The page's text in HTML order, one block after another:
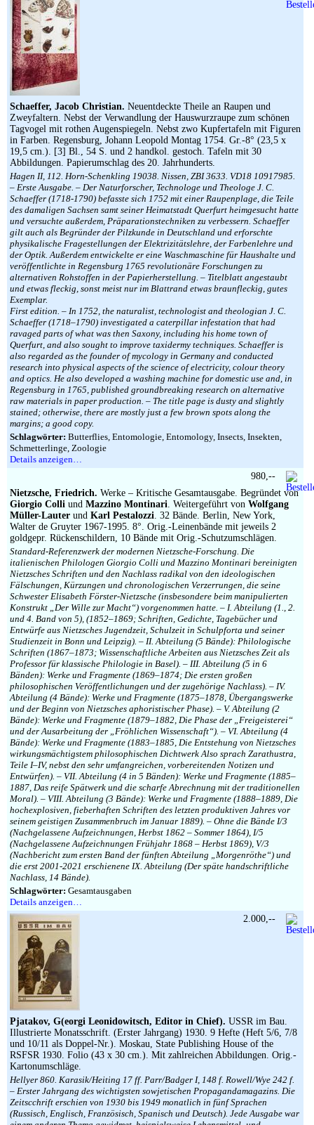
Schaeffer, Jacob Christian. Neuentdeckte Theile an Raupen und
Zweyfaltern. Nebst der Verwandlung der Hauswurzraupe zum schönen
Tagvogel mit rothen Augenspiegeln. Nebst zwo Kupfertafeln mit Figuren
in Farben. Regensburg, Johann Leopold Montag 1754. Gr.-8° (23,5 x
19,5 cm.). [3] Bl., 54 S. und 2 handkol. gestoch. Tafeln mit 30
Abbildungen. Papierumschlag des 20. Jahrhunderts.
Hagen II, 112. Horn-Schenkling 19038. Nissen, ZBI 3633. VD18 10917985.
– Erste Ausgabe. – Der Naturforscher, Technologe und Theologe J. C.
Schaeffer (1718-1790) befasste sich 1752 mit einer Raupenplage, die Teile
des damaligen Sachsen samt seiner Heimatstadt Querfurt heimgesucht hatte
und versuchte außerdem, Präparationstechniken zu verbessern. Schaeffer
gilt auch als Begründer der Pilzkunde in Deutschland und erforschte
physikalische Fragestellungen der Elektrizitätslehre, der Farbenlehre und
der Optik. Außerdem entwickelte er eine Waschmaschine für Haushalte und
veröffentlichte in Regensburg 1765 revolutionäre Forschungen zu
alternativen Rohstoffen in der Papierherstellung. – Titelblatt angestaubt
und etwas fleckig, sonst meist nur im Blattrand etwas braunfleckig, gutes
Exemplar.
First edition. – In 1752, the naturalist, technologist and theologian J. C.
Schaeffer (1718–1790) investigated a caterpillar infestation that had
ravaged parts of what was then Saxony, including his home town of
Querfurt, and also sought to improve taxidermy techniques. Schaeffer is
also regarded as the founder of mycology in Germany and conducted
research into physical aspects of the science of electricity, colour theory
and optics. He also developed a washing machine for domestic use and, in
Regensburg in 1765, published groundbreaking research on alternative
raw materials in paper production. – The title page is dusty and slightly
stained; otherwise, there are mostly just a few brown spots along the
margins; a good copy.
Schlagwörter: Butterflies, Entomologie, Entomology, Insects, Insekten,
Schmetterlinge, Zoologie
Details anzeigen…
Nietzsche, Friedrich. Werke – Kritische Gesamtausgabe. Begründet von
Giorgio Colli und Mazzino Montinari. Weitergeführt von Wolfgang
Müller-Lauter und Karl Pestalozzi. 32 Bände. Berlin, New York,
Walter de Gruyter 1967-1995. 8°. Orig.-Leinenbände mit jeweils 2
goldgepr. Rückenschildern, 10 Bände mit Orig.-Schutzumschlägen.
Standard-Referenzwerk der modernen Nietzsche-Forschung. Die
italienischen Philologen Giorgio Colli und Mazzino Montinari bereinigten
Nietzsches Schriften und den Nachlass radikal von den ideologischen
Fälschungen, Kürzungen und chronologischen Verzerrungen, die seine
Schwester Elisabeth Förster-Nietzsche (insbesondere beim manipulierten
Konstrukt „Der Wille zur Macht“) vorgenommen hatte. – I. Abteilung (1., 2.
und 4. Band von 5), (1852–1869; Schriften, Gedichte, Tagebücher und
Entwürfe aus Nietzsches Jugendzeit, Schulzeit in Schulpforta und seiner
Studienzeit in Bonn und Leipzig). – II. Abteilung (5 Bände): Philologische
Schriften (1867–1873; Wissenschaftliche Arbeiten aus Nietzsches Zeit als
Professor für klassische Philologie in Basel). – III. Abteilung (5 in 6
Bänden): Werke und Fragmente (1869–1874; Die ersten großen
philosophischen Veröffentlichungen und der zugehörige Nachlass). – IV.
Abteilung (4 Bände): Werke und Fragmente (1875–1878, Übergangswerke
und der Beginn von Nietzsches aphoristischer Phase). – V. Abteilung (2
Bände): Werke und Fragmente (1879–1882, Die Phase der „Freigeisterei“
und der Ausarbeitung der „Fröhlichen Wissenschaft“). – VI. Abteilung (4
Bände): Werke und Fragmente (1883–1885, Die Entstehung von Nietzsches
wirkungsmächtigstem philosophischen Dichtwerk Also sprach Zarathustra,
Teile I–IV, nebst den sehr umfangreichen, vorbereitenden Notizen und
Entwürfen). – VII. Abteilung (4 in 5 Bänden): Werke und Fragmente (1885–
1887, Das reife Spätwerk und die scharfe Abrechnung mit der traditionellen
Moral). – VIII. Abteilung (3 Bände): Werke und Fragmente (1888–1889, Die
hochexplosiven, fieberhaften Schriften des letzten produktiven Jahres vor
seinem geistigen Zusammenbruch im Januar 1889). – Ohne die Bände I/3
(Nachgelassene Aufzeichnungen, Herbst 1862 – Sommer 1864), I/5
(Nachgelassene Aufzeichnungen Frühjahr 1868 – Herbst 1869), V/3
(Nachbericht zum ersten Band der fünften Abteilung „Morgenröthe“) und
die erst 2001-2021 erschienene IX. Abteilung (Der späte handschriftliche
Nachlass, 14 Bände).
Schlagwörter: Gesamtausgaben
Details anzeigen…
980,--
Pjatakov, G(eorgi Leonidowitsch, Editor in Chief). USSR im Bau.
Illustrierte Monatsschrift. (Erster Jahrgang) 1930. 9 Hefte (Heft 5/6, 7/8
und 10/11 als Doppel-Nr.). Moskau, State Publishing House of the
RSFSR 1930. Folio (43 x 30 cm.). Mit zahlreichen Abbildungen. Orig.-
Kartonumschläge.
Hellyer 860. Karasik/Heiting 17 ff. Parr/Badger I, 148 f. Rowell/Wye 242 f.
– Erster Jahrgang des wichtigsten sowjetischen Propagandamagazins. Die
Zeitscchrift erschien von 1930 bis 1949 monatlich in fünf Sprachen
(Russisch, Englisch, Französisch, Spanisch und Deutsch). Jede Ausgabe war
2.000,--